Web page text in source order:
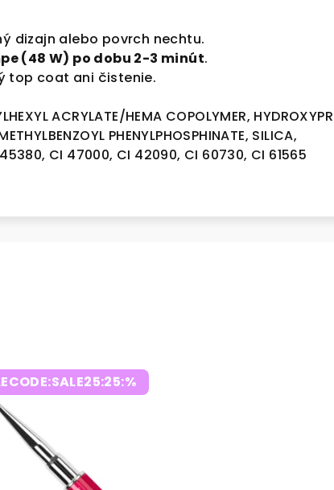
dizajn alebo povrch nechtu.
(48 W) po dobu 2-3 minút.
top coat ani čistenie.
ACRYLATE/HEMA COPOLYMER,
PHENYLPHOSPHINATE, SILICA,
CI 47000, CI 42090, CI 60730, CI 61565